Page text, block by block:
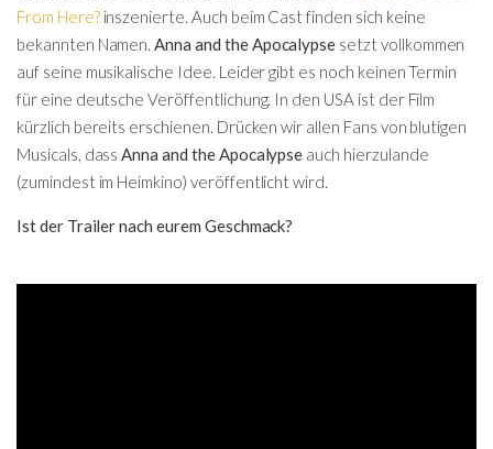
From Here?inszenierte. Auch beim Cast finden sich keine
bekannten Namen.Anna and the Apocalypse setzt vollkommen
auf seine musikalische Idee. Leider gibt es noch keinen Termin
für eine deutsche Veröffentlichung. In den USA ist der Film
kürzlich bereits erschienen. Drücken wir allen Fans von blutigen
Musicals, dassAnna and the Apocalypse auch hierzulande
(zumindest im Heimkino) veröffentlicht wird.
Ist der Trailer nach eurem Geschmack?